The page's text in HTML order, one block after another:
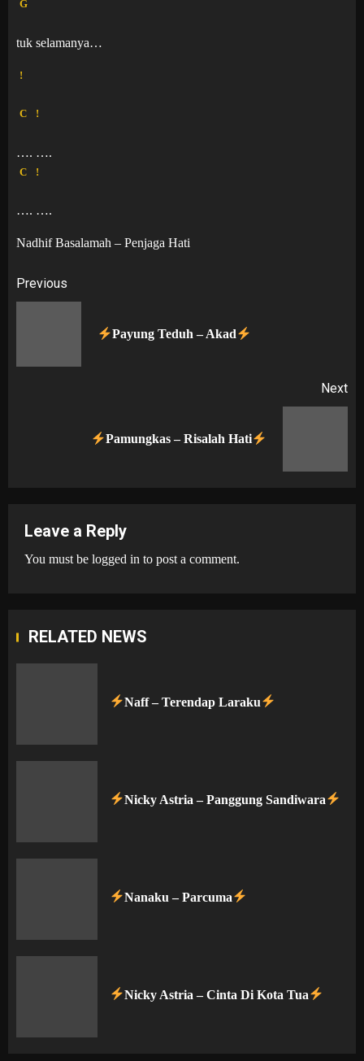
G
tuk selamanya…
!
C !
…. ….
C !
…. ….
Nadhif Basalamah – Penjaga Hati
Post
navigation
Previous
Payung Teduh – Akad
Next
Pamungkas – Risalah Hati
Leave a Reply
You must be logged in to post a comment.
RELATED NEWS
Naff – Terendap Laraku
Nicky Astria – Panggung Sandiwara
Nanaku – Parcuma
Nicky Astria – Cinta Di Kota Tua